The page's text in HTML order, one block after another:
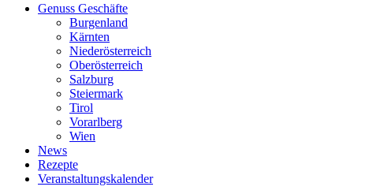
Genuss Geschäfte
Burgenland
Kärnten
Niederösterreich
Oberösterreich
Salzburg
Steiermark
Tirol
Vorarlberg
Wien
News
Rezepte
Veranstaltungskalender